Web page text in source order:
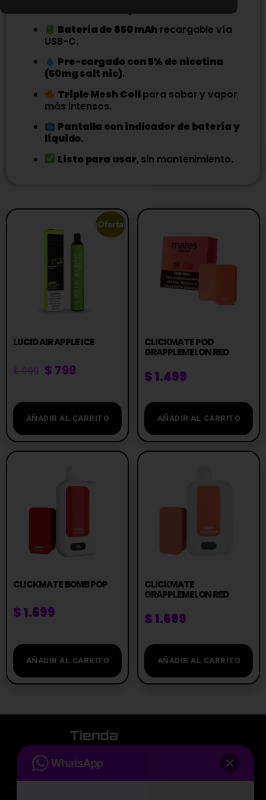
Batería de 850 mAh recargable vía
USB-C.
Pre-cargado con 5% de nicotina
(50mg salt nic).
Triple Mesh Coilpara sabor y vapor
más intensos.
Pantalla con indicador de batería y
líquido.
Listo para usar, sin mantenimiento.
¡Oferta!
LUCID AIR APPLE ICE
$ 799
AÑADIR AL CARRITO
CLICKMATE POD
GRAPPLEMELON RED
$1.499
AÑADIR AL CARRITO
CLICKMATE BOMB POP
$1.699
AÑADIR AL CARRITO
CLICKMATE
GRAPPLEMELON RED
$1.699
AÑADIR AL CARRITO
La tienda de vapeo mejor valorada de Uruguay.